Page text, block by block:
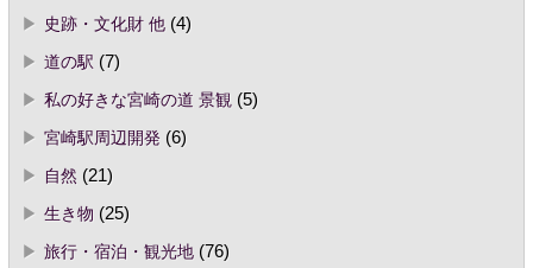
史跡・文化財 他(4)
道の駅 (7)
私の好きな宮崎の道 景観 (5)
宮崎駅周辺開発(6)
自然 (21)
生き物 (25)
旅行・宿泊・観光地(76)